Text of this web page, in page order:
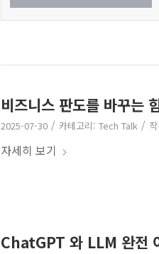
비즈니스 판도를 바꾸
2025-07-30 / 카테고리: Tech Talk /
자세히 보기
ChatGPT 와 LLM 완전